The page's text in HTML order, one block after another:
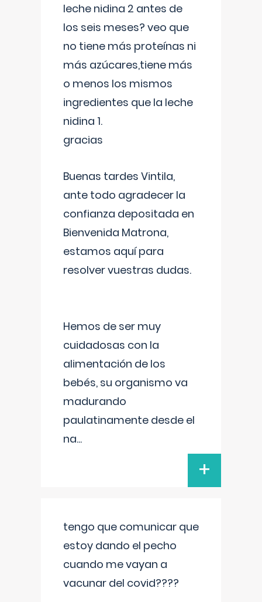
leche nidina 2 antes de
los seis meses? veo que
no tiene más proteínas ni
más azúcares,tiene más
o menos los mismos
ingredientes que la leche
nidina 1.
gracias
Buenas tardes Vintila,
ante todo agradecer la
confianza depositada en
Bienvenida Matrona,
estamos aquí para
resolver vuestras dudas.
Hemos de ser muy
cuidadosas con la
alimentación de los
bebés, su organismo va
madurando
paulatinamente desde el
na...
+
tengo que comunicar que
estoy dando el pecho
cuando me vayan a
vacunar del covid????